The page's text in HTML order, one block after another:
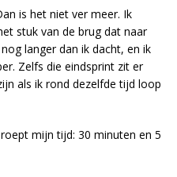
is het niet ver meer. Ik
stuk van de brug dat naar
langer dan ik dacht, en ik
Zelfs die eindsprint zit er
als ik rond dezelfde tijd loop
mijn tijd: 30 minuten en 5